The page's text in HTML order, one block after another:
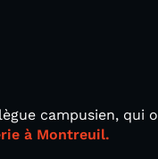
campusien, qui
à Montreuil.